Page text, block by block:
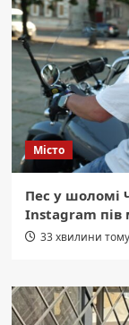
Місто
Пес у шоломі
Instagram пів
33 хвилини